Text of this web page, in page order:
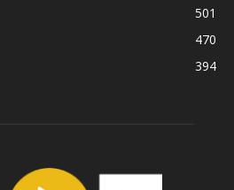
501
470
394